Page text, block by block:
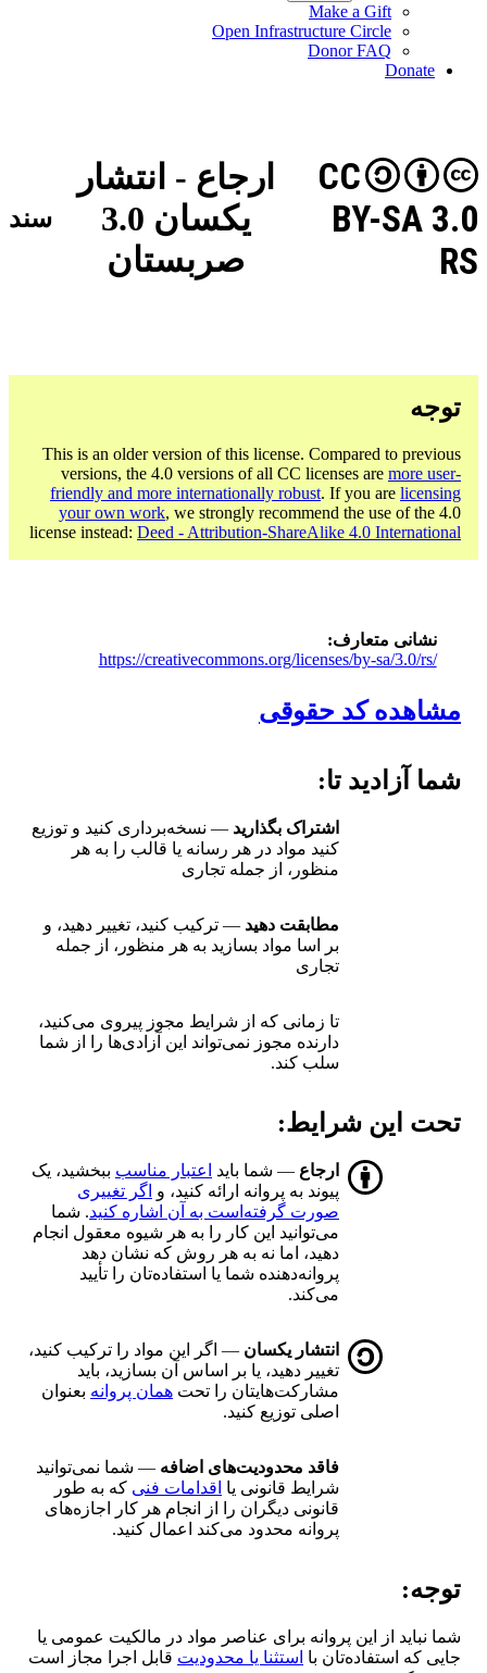
Make a Gift
Open Infrastructure Circle
Donor FAQ
Donate
ارجاع - انتشار
یکسان 3.0
صربستان
CC
BY-SA 3.0
RS
سند
توجه
This is an older version of this license. Compared to previous
versions, the 4.0 versions of all CC licenses are more user-
friendly and more internationally robust. If you are licensing
your own work, we strongly recommend the use of the 4.0
license instead: Deed - Attribution-ShareAlike 4.0 International
نشانی متعارف
https://creativecommons.org/licenses/by-sa/3.0/rs/
مشاهده کد حقوقی
شما آزادید تا:
اشتراک بگذارید — نسخه‌برداری کنید و توزیع
کنید مواد در هر رسانه یا قالب را به هر
منظور، از جمله تجاری
مطابقت دهید — ترکیب کنید، تغییر دهید، و
بر اسا مواد بسازید به هر منظور، از جمله
تجاری
تا زمانی که از شرایط مجوز پیروی می‌کنید،
دارنده مجوز نمی‌تواند این آزادی‌ها را از شما
سلب کند.
تحت این شرایط:
ارجاع — شما باید اعتبار مناسب ببخشید، یک
پیوند به پروانه ارائه کنید، و اگر تغییری
صورت گرفته‌است به آن اشاره کنید. شما
می‌توانید این کار را به هر شیوه معقول انجام
دهید، اما نه به هر روش که نشان دهد
پروانه‌دهنده شما یا استفاده‌تان را تأیید
می‌کند.
انتشار یکسان — اگر این مواد را ترکیب کنید،
تغییر دهید، یا بر اساس آن بسازید، باید
مشارکت‌هایتان را تحت همان پروانه بعنوان
اصلی توزیع کنید.
فاقد محدودیت‌های اضافه — شما نمی‌توانید
شرایط قانونی یا اقدامات فنی که به طور
قانونی دیگران را از انجام هر کار اجازه‌های
پروانه محدود می‌کند اعمال کنید.
توجه:
شما نباید از این پروانه برای عناصر مواد در مالکیت عمومی یا
جایی که استفاده‌تان با استثنا یا محدودیت قابل اجرا مجاز است